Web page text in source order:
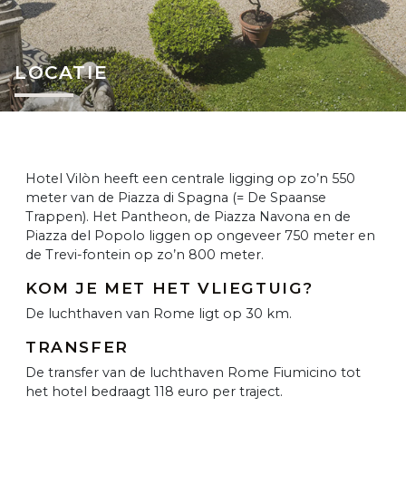
LOCATIE
Hotel Vilòn heeft een centrale ligging op zo’n 550
meter van de Piazza di Spagna (= De Spaanse
Trappen). Het Pantheon, de Piazza Navona en de
Piazza del Popolo liggen op ongeveer 750 meter en
de Trevi-fontein op zo’n 800 meter.
KOM JE MET HET VLIEGTUIG?
De luchthaven van Rome ligt op 30 km.
TRANSFER
De transfer van de luchthaven Rome Fiumicino tot
het hotel bedraagt 118 euro per traject.